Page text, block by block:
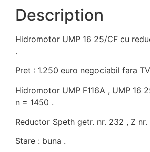
Description
Hidromotor UMP 16 25/CF cu
.
Pret : 1.250 euro negociabil fara
Hidromotor UMP F116A , UMP 16
n = 1450 .
Reductor Speth getr. nr. 232 , Z nr.
Stare : buna .